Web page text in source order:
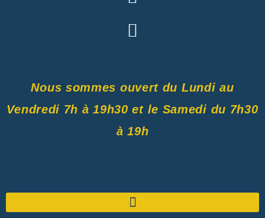
Nous sommes ouvert du Lundi au
Vendredi 7h à 19h30 et le Samedi du 7h30
à 19h